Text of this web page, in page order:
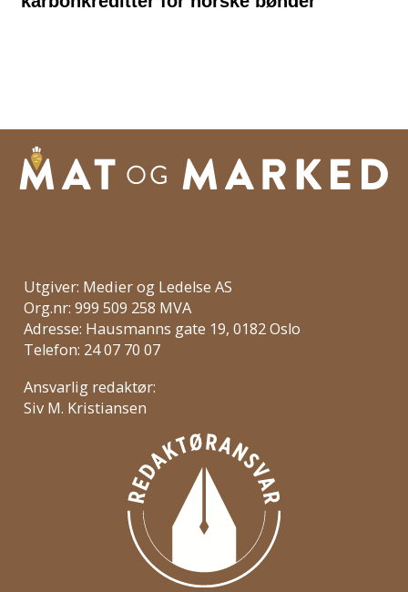
Utgiver: Medier og Ledelse AS
Org.nr: 999 509 258 MVA
Adresse: Hausmanns gate 19, 0182 Oslo
Telefon: 24 07 70 07
Ansvarlig redaktør:
Siv M. Kristiansen